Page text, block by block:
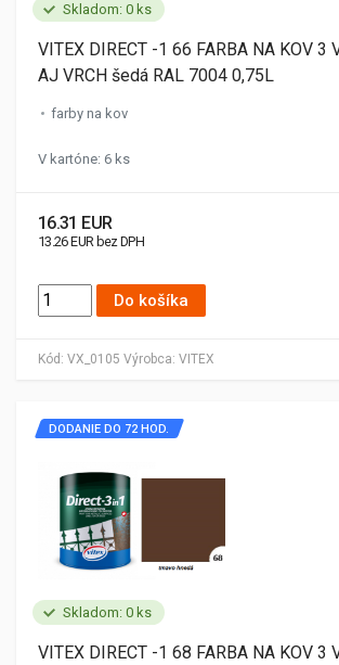
Skladom: 0 ks
Kód: VX_0105 Výrobca: VITEX
VITEX DIRECT -1 66 FARBA NA KOV 3
AJ VRCH šedá RAL 7004 0,75L
farby na kov
V kartóne: 6 ks
16.31 EUR
13.26 EUR bez DPH
Do košíka
Skladom: 0 ks
DODANIE DO 72 HOD.
VITEX DIRECT -1 68 FARBA NA KOV 3